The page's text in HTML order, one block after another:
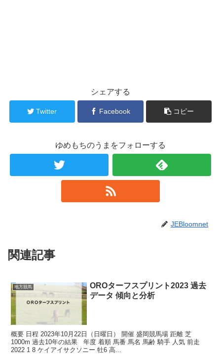
シェアする
Twitter Facebook コピー
ゆめもちのうまをフォローする
JEBloomnet
関連記事
地方競馬
OROターフスプリント2023 過去
データ 傾向と分析
概要 日程 2023年10月22日（日曜日） 開催 盛岡競馬場 距離 芝
1000m 過去10年の結果 年度 着順 馬番 馬名 馬齢 騎手 人気 前走
2022 1 8 ケイアイサクソニー 牡6 高...